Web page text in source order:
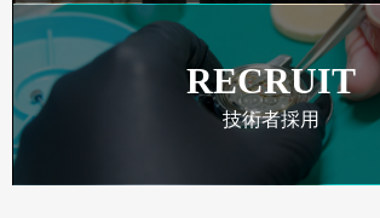
RECRUIT
技術者採用